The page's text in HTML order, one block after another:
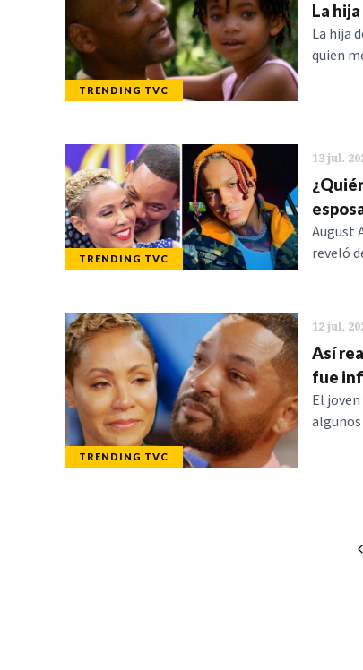
TRENDING TVC
La
La hija
quien
TRENDING TVC
13 jul.
August
reveló
TRENDING TVC
12 jul.
Así
fue
El